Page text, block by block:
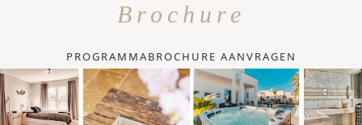
Brochure
PROGRAMMABROCHURE AANVRAGEN